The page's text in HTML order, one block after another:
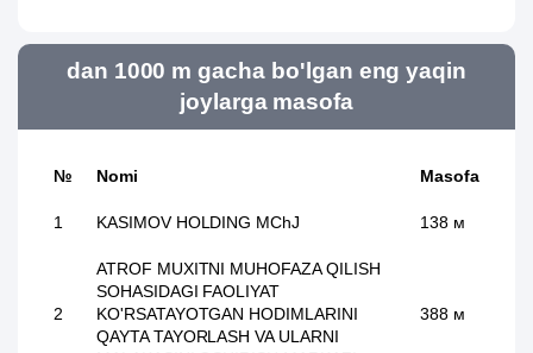
dan 1000 m gacha bo'lgan eng yaqin
joylarga masofa
№ Nomi Masofa
1 KASIMOV HOLDING MChJ 138 м
2
ATROF MUXITNI MUHOFAZA QILISH
SOHASIDAGI FAOLIYAT
KO'RSATAYOTGAN HODIMLARINI
QAYTA TAYORLASH VA ULARNI
388 м